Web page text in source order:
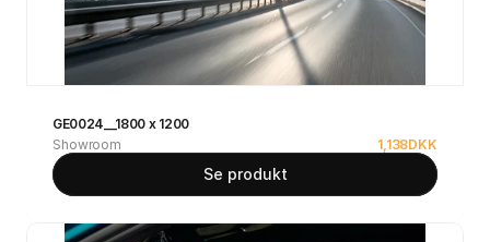
GE0024__1800 x 1200
Showroom
1,138DKK
Se produkt